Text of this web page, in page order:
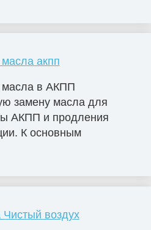
акпп
масла в АКПП
замену масла для
АКПП и продления
К основным
воздух